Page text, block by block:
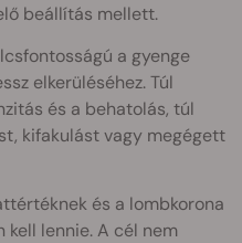
beállítás mellett.
a gyenge
elkerüléséhez. Túl
és a behatolás, túl
kifakulást vagy megégett
és a lombkorona
kell lennie. A cél nem